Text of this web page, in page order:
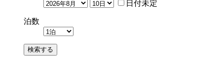
日付未定
泊数
検索する